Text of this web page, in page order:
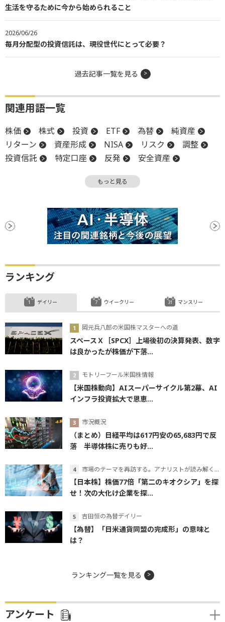
生活を守るために今から始められること
2026/06/26
毎月分配型の投資信託は、現役世代にとって必要？
過去記事一覧を見る
関連用語一覧
株価 株式 投資 ETF 為替
純資産
リターン
資産形成 NISA リスク
調整
投資信託
特定口座 反発
安全資産
リバランス
もっと見る
ランキング
デイリー
岡元兵八郎の米国株マスターへの道
スペースＸ［SPCX］上場後初の決算発表、数字
は良かったが株価が下落...
モトリーフール米国株情報
【米国株動向】AIスーパーサイクル第2幕、AI
インフラ投資拡大で恩恵...
市況概況
（まとめ）日経平均は617円安の65,683円で反
落 半導体株に売りも好...
市場のテーマを再訪する。アナリストが読み解くテーマの本質
【日本株】株価77倍「第二のキオクシア」を探
せ！次の大化け企業を探...
吉田恒の為替デイリー
【為替】「日米通貨同盟の完成形」の意味と
は？
ウイークリー マンスリー
ランキング一覧を見る
アンケート